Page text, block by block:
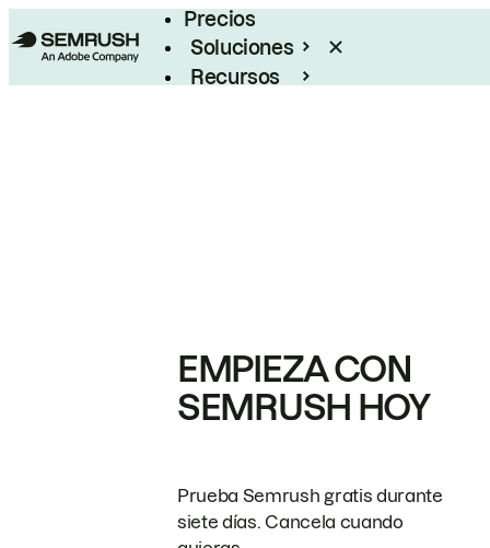
Precios
Soluciones
Recursos
EMPIEZA CON
SEMRUSH HOY
Prueba Semrush gratis durante
siete días. Cancela cuando